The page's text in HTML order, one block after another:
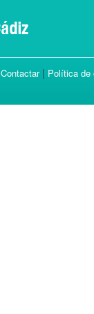
Contactar| Política de